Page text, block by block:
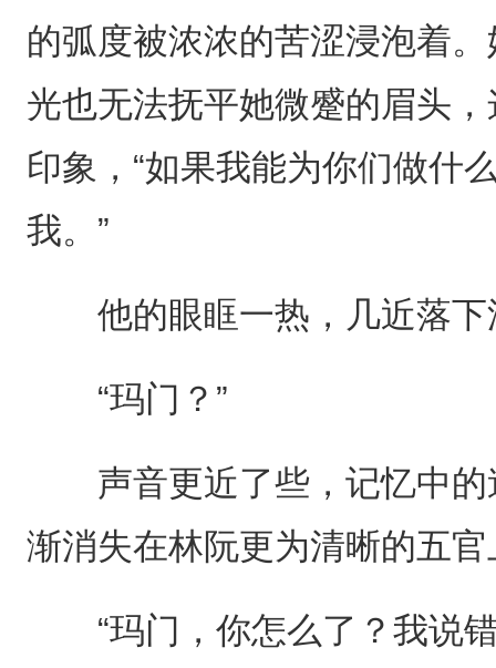
的弧度被浓浓的苦涩浸泡着
光也无法抚平她微蹙的眉头
印象，“如果我能为你们做什
我。”
他的眼眶一热，几近落下
“玛门？”
声音更近了些，记忆中的
渐消失在林阮更为清晰的五官
“玛门，你怎么了？我说错